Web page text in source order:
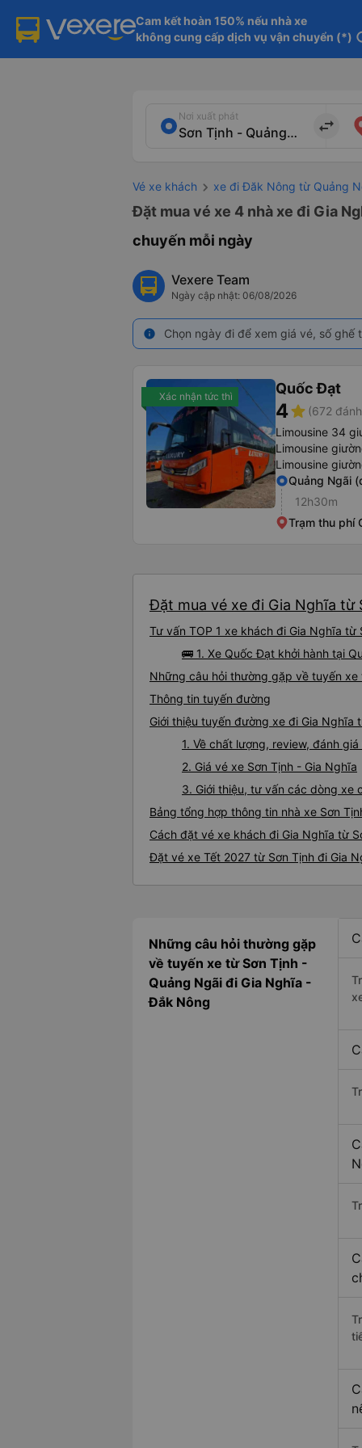
Cam kết hoàn 150% nếu nhà xe
không cung cấp dịch vụ vận chuyển (*)
Nơi xuất phát
import_export
Vé xe khách xe đi Đăk Nông từ Quảng
Đặt mua vé xe 4 nhà xe đi Gia
chuyến mỗi ngày
Vexere Team
Ngày cập nhật: 06/08/2026
info Chọn ngày đi để xem giá vé, số
Xác nhận tức thì Quốc Đạt
4star (672
Limousine 34
Limousine
Limousine
Quảng Ngãi
12h30m
Trạm thu phí
Đặt mua vé xe đi Gia Nghĩa từ
Tư vấn TOP 1 xe khách đi Gia Nghĩa
🚌 1. Xe Quốc Đạt khởi hành tại
Những câu hỏi thường gặp về tuyến xe
Thông tin tuyến đường
Giới thiệu tuyến đường xe đi Gia Nghĩa
1. Về chất lượng, review, đánh
2. Giá vé xe Sơn Tịnh - Gia Nghĩa
3. Giới thiệu, tư vấn các dòng xe
Bảng tổng hợp thông tin nhà xe Sơn
Cách đặt vé xe khách đi Gia Nghĩa từ
Đặt vé xe Tết 2027 từ Sơn Tịnh đi Gia
Những câu hỏi thường gặp
về tuyến xe từ Sơn Tịnh -
Quảng Ngãi đi Gia Nghĩa -
Đắk Nông